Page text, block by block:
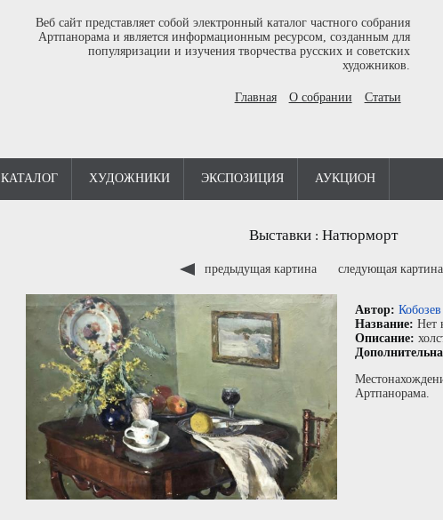
Веб сайт представляет собой электронный каталог частного собрания
Артпанорама и является информационным ресурсом, созданным для
популяризации и изучения творчества русских и советских
художников.
Главная О собрании Статьи
КАТАЛОГ ХУДОЖНИКИ ЭКСПОЗИЦИЯ АУКЦИОН
Выставки : Натюрморт
предыдущая картина следующая картина
Автор:
Название: Нет
Описание:
Артпанорама.